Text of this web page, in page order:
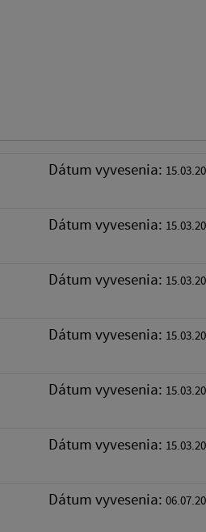
Dátum vyvesenia:
Dátum vyvesenia:
Dátum vyvesenia:
Dátum vyvesenia:
Dátum vyvesenia:
Dátum vyvesenia:
Dátum vyvesenia: